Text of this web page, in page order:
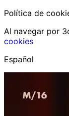
Política de
Al navegar por
cookies
Español